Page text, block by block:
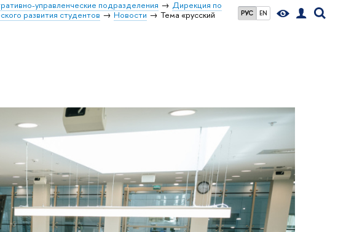
РУС EN
управленческие подразделения
Дирекция по
развития студентов Новости
Тема «русский